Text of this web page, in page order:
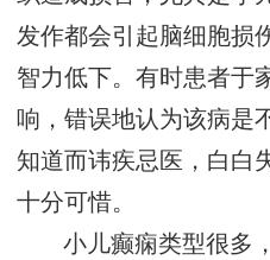
发作都会引起脑细胞损
智力低下。有时患者于
响，错误地认为该病是
知道而讳疾忌医，白白
十分可惜。
小儿癫痫类型很多